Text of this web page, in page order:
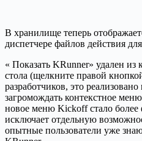
В хранилище теперь
диспетчере файлов действия
« Показать KRunner» удален из
стола (щелкните правой
разработчиков, это
загромождать контекстное
новое меню Kickoff стало
исключает отдельную
опытные пользователи уже